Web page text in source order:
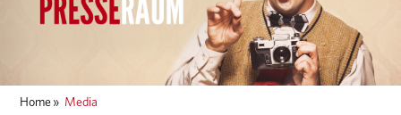
Home » Media